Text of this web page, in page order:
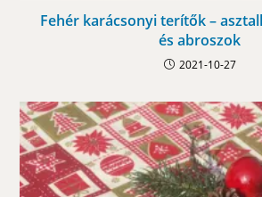
Fehér karácsonyi terítők –
és abroszok
2021-10-27